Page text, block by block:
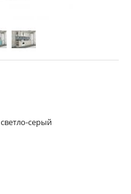
светло-серый